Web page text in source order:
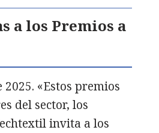
a los Premios a
2025. «Estos premios
del sector, los
invita a los